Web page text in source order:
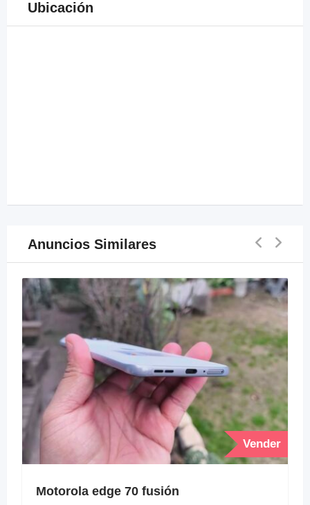
Ubicación
Anuncios Similares
Vender
Motorola edge 70 fusión